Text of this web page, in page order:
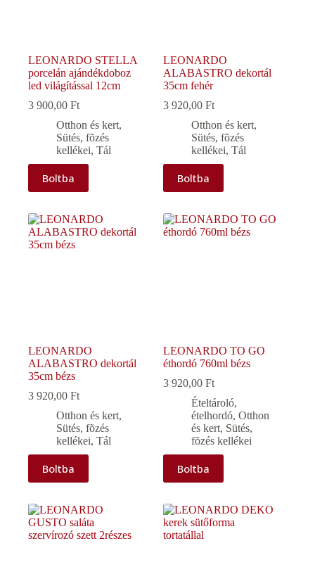
LEONARDO STELLA
porcelán ajándékdoboz
led világítással 12cm
3 900,00 Ft
Otthon és kert,
Sütés, fõzés
kellékei, Tál
Boltba
LEONARDO
ALABASTRO dekortál
35cm fehér
3 920,00Ft
Otthon és kert,
Sütés, fõzés
kellékei,Tál
Boltba
LEONARDO
ALABASTRO dekortál
35cm bézs
3 920,00 Ft
Otthon és kert,
Sütés, fõzés
kellékei, Tál
Boltba
LEONARDO TO GO
éthordó 760ml bézs
3 920,00Ft
Ételtároló,
ételhordó,Otthon
és kert, Sütés,
fõzés kellékei
Boltba